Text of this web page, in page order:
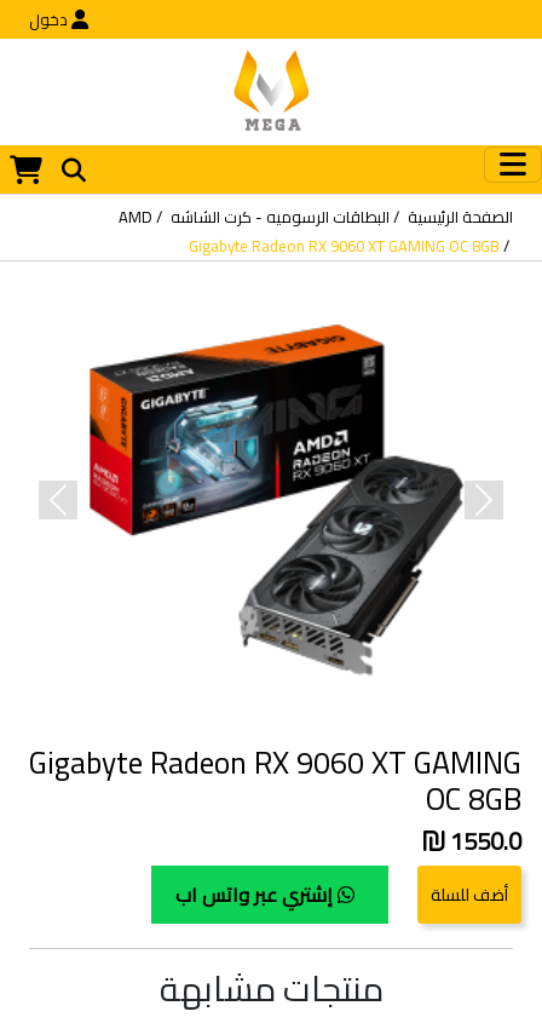
دخول
الصفحة الرئيسية البطاقات الرسوميه - كرت الشاشه
AMD
Gigabyte Radeon RX 9060 XT GAMING OC 8GB
Next
Gigabyte Radeon RX 9060 XT GAMING
OC 8GB
1550.0
إشتري عبر واتس اب
منتجات مشابهة